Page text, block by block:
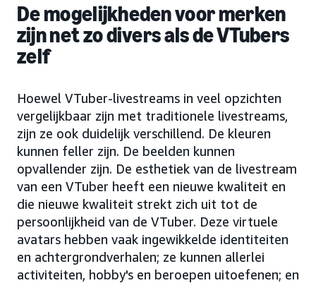
De mogelijkheden voor merken
zijn net zo divers als de VTubers
zelf
Hoewel VTuber-livestreams in veel opzichten
vergelijkbaar zijn met traditionele livestreams,
zijn ze ook duidelijk verschillend. De kleuren
kunnen feller zijn. De beelden kunnen
opvallender zijn. De esthetiek van de livestream
van een VTuber heeft een nieuwe kwaliteit en
die nieuwe kwaliteit strekt zich uit tot de
persoonlijkheid van de VTuber. Deze virtuele
avatars hebben vaak ingewikkelde identiteiten
en achtergrondverhalen; ze kunnen allerlei
activiteiten, hobby's en beroepen uitoefenen; en